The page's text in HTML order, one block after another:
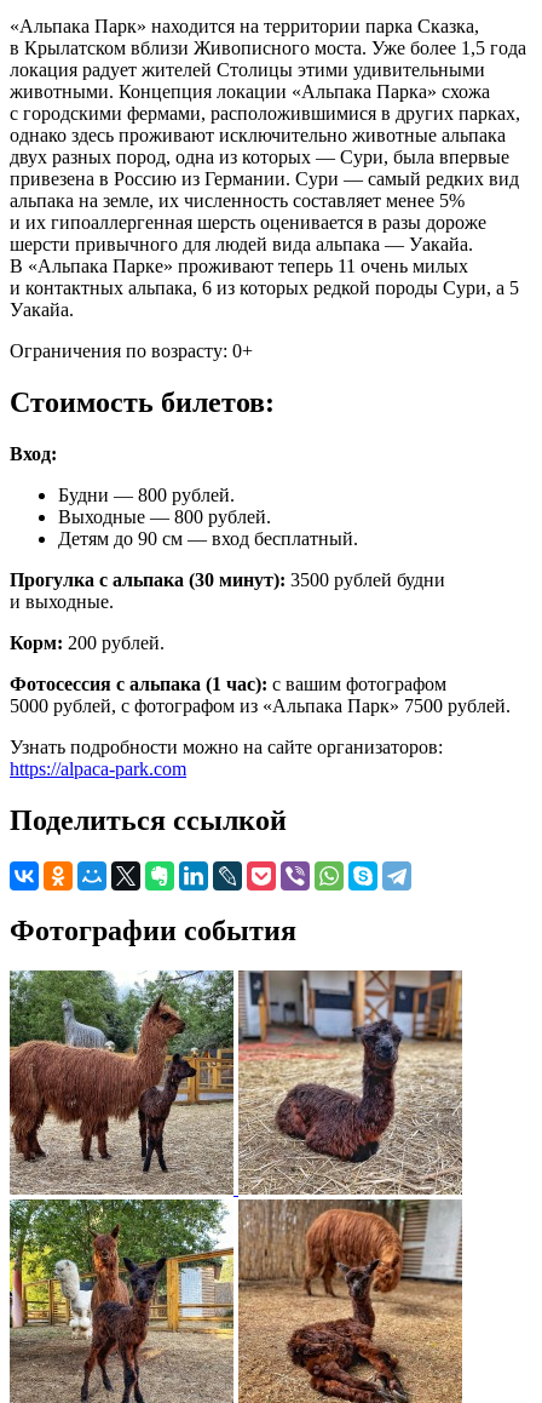
«Альпака Парк» находится на территории парка Сказка,
в Крылатском вблизи Живописного моста. Уже более 1,5 года
локация радует жителей Столицы этими удивительными
животными. Концепция локации «Альпака Парка» схожа
с городскими фермами, расположившимися в других парках,
однако здесь проживают исключительно животные альпака
двух разных пород, одна из которых — Сури, была впервые
привезена в Россию из Германии. Сури — самый редких вид
альпака на земле, их численность составляет менее 5%
и их гипоаллергенная шерсть оценивается в разы дороже
шерсти привычного для людей вида альпака — Уакайа.
В «Альпака Парке» проживают теперь 11 очень милых
и контактных альпака, 6 из которых редкой породы Сури, а 5
Уакайа.
Ограничения по возрасту: 0+
Стоимость билетов:
Вход:
Будни — 800 рублей.
Выходные — 800 рублей.
Детям до 90 см — вход бесплатный.
Прогулка с альпака (30 минут): 3500 рублей будни
и выходные.
Корм: 200 рублей.
Фотосессия с альпака (1 час): с вашим фотографом
5000 рублей, с фотографом из «Альпака Парк» 7500 рублей.
Узнать подробности можно на сайте организаторов:
https://alpaca-park.com
Поделиться ссылкой
Фотографии события